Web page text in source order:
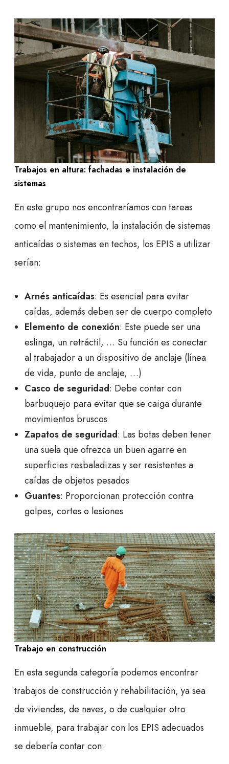
Trabajos en altura: fachadas e instalación de
sistemas
En este grupo nos encontraríamos con tareas
como el mantenimiento, la instalación de sistemas
anticaídas o sistemas en techos, los EPIS a utilizar
serían:
Arnés anticaídas: Es esencial para evitar
caídas, además deben ser de cuerpo completo
Elemento de conexión: Este puede ser una
eslinga, un retráctil, … Su función es conectar
al trabajador a un dispositivo de anclaje (línea
de vida, punto de anclaje, …)
Casco de seguridad: Debe contar con
barbuquejo para evitar que se caiga durante
movimientos bruscos
Zapatos de seguridad: Las botas deben tener
una suela que ofrezca un buen agarre en
superficies resbaladizas y ser resistentes a
caídas de objetos pesados
Guantes: Proporcionan protección contra
golpes, cortes o lesiones
Trabajo en construcción
En esta segunda categoría podemos encontrar
trabajos de construcción y rehabilitación, ya sea
de viviendas, de naves, o de cualquier otro
inmueble, para trabajar con los EPIS adecuados
se debería contar con: